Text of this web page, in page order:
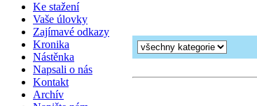
Ke stažení
Vaše úlovky
Zajímavé odkazy
Kronika
Nástěnka
Napsali o nás
Kontakt
Archív